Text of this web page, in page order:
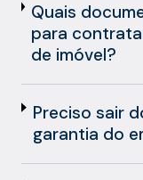
Quais
para
de imóvel?
Preciso sair
garantia do